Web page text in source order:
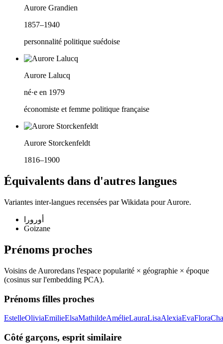
Aurore Grandien
1857–1940
personnalité politique suédoise
Aurore Lalucq
né·e en 1979
économiste et femme politique française
Aurore Storckenfeldt
1816–1900
Équivalents dans d'autres langues
Variantes inter-langues recensées par Wikidata pourAurore.
أورورا
Goizane
Prénoms proches
Voisins de Auroredans l'espace popularité × géographie × époque
(cosinus sur l'embedding PCA).
Prénoms filles proches
EstelleOliviaEmilieElsaMathildeAmélieLauraLisaAlexiaEvaFlora
Côté garçons, esprit similaire